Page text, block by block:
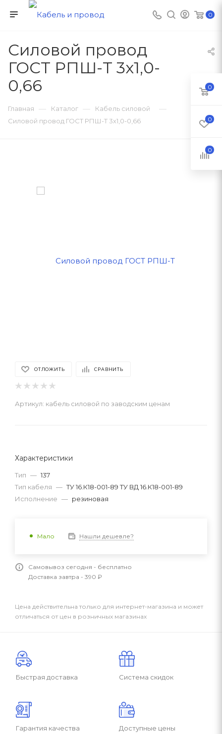
0
Силовой провод
ГОСТ РПШ-Т 3х1,0-
0,66
Главная — Каталог — Кабель силовой —
Силовой провод ГОСТ РПШ-Т 3х1,0-0,66
ОТЛОЖИТЬ СРАВНИТЬ
Артикул: кабель силовой по заводским ценам
Характеристики
Тип — 137
Тип кабеля — ТУ 16.К18-001-89 ТУ ВД 16.К18-001-89
Исполнение — резиновая
Мало Нашли дешевле?
Самовывоз сегодня - бесплатно
Доставка завтра - 390 ₽
Цена действительна только для интернет-магазина и может
отличаться от цен в розничных магазинах
Быстрая доставка Система скидок
Гарантия качества Доступные цены
0
0
0